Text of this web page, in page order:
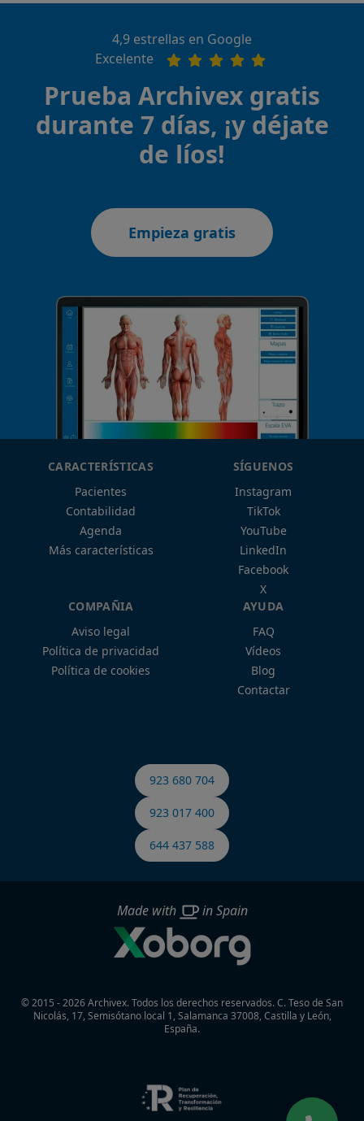
4,9 estrellas en Google
Excelente
Prueba Archivex gratis
durante 7 días, ¡y déjate
de líos!
Empieza gratis
CARACTERÍSTICAS
Pacientes
Contabilidad
Agenda
Más características
SÍGUENOS
Instagram
TikTok
YouTube
LinkedIn
Facebook
X
COMPAÑIA
Aviso legal
Política de privacidad
Política de cookies
AYUDA
FAQ
Vídeos
Blog
Contactar
923 680 704
923 017 400
644 437 588
Made with in Spain
© 2015 - 2026 Archivex. Todos los derechos reservados.C. Teso de San
Nicolás, 17, Semisótano local 1, Salamanca 37008, Castilla y León,
España.